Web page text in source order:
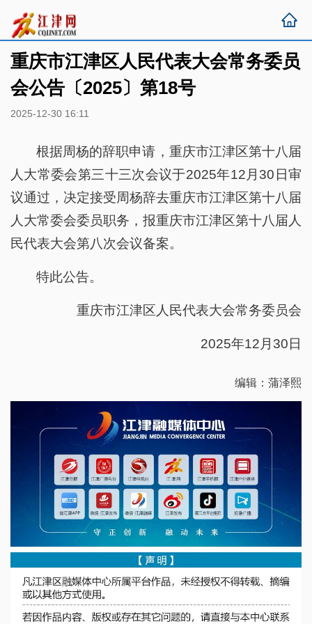
重庆市江津区人民代表大会常务委员
会公告〔2025〕第18号
2025-12-30 16:11
根据周杨的辞职申请，重庆市江津区第十八届
人大常委会第三十三次会议于2025年12月30日审
议通过，决定接受周杨辞去重庆市江津区第十八届
人大常委会委员职务，报重庆市江津区第十八届人
民代表大会第八次会议备案。
特此公告。
重庆市江津区人民代表大会常务委员会
2025年12月30日
编辑：蒲泽熙